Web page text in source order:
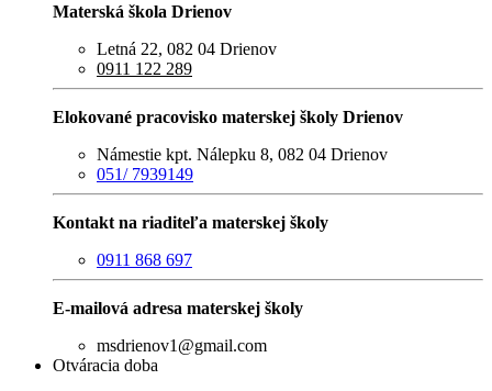
Materská škola Drienov
Letná 22, 082 04 Drienov
0911 122 289
Elokované pracovisko materskej školy Drienov
Námestie kpt. Nálepku 8, 082 04 Drienov
051/ 7939149
Kontakt na riaditeľa materskej školy
0911 868 697
E-mailová adresa materskej školy
msdrienov1@gmail.com
Otváracia doba